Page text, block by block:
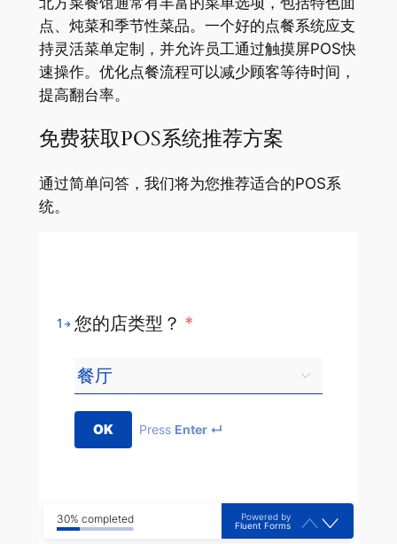
点、炖菜和季节性菜品。一个好的点餐系统应支
持灵活菜单定制，并允许员工通过触摸屏POS快
速操作。优化点餐流程可以减少顾客等待时间，
提高翻台率。
免费获取POS系统推荐方案
通过简单问答，我们将为您推荐适合的POS系
统。
1 您的店类型？ *
OK Press Enter ↵
30% completed
Powered by
Fluent Forms